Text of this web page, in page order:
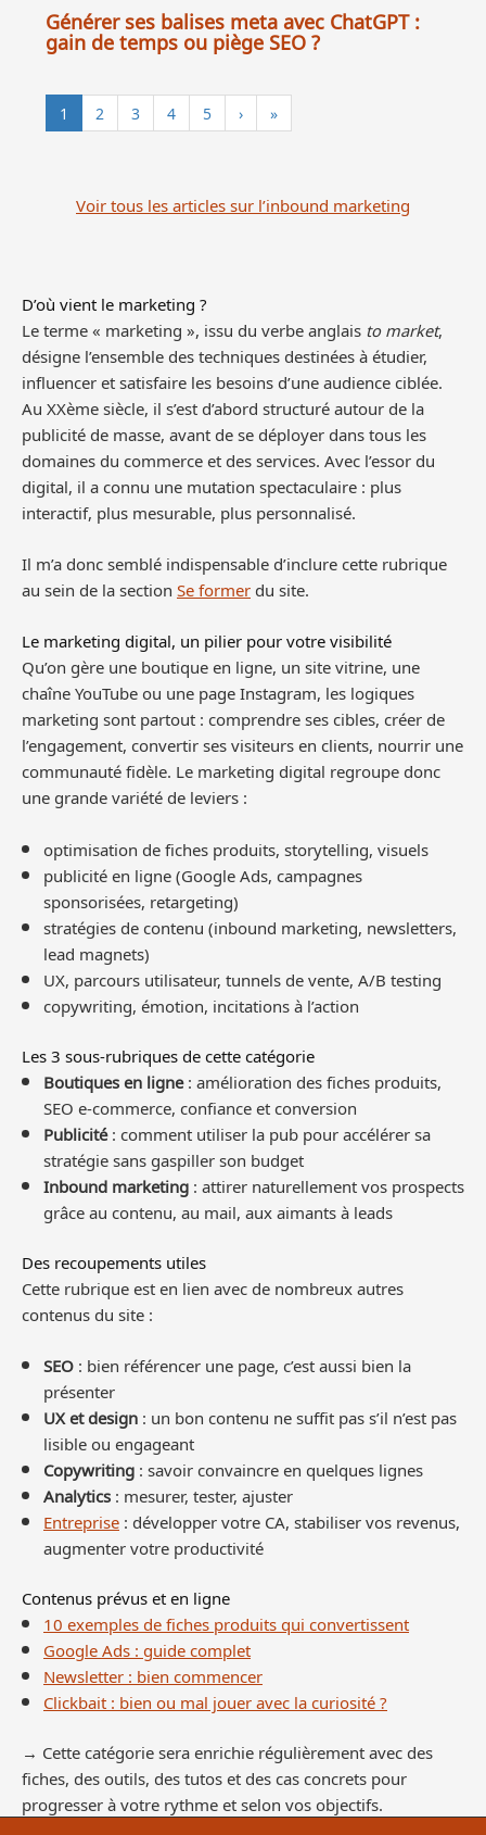
Générer ses balises meta avec ChatGPT :
gain de temps ou piège SEO ?
1 2 3 4 5 › »
Voir tous les articles sur l’inbound marketing
D’où vient le marketing ?
Le terme « marketing », issu du verbe anglaisto market,
désigne l’ensemble des techniques destinées à étudier,
influencer et satisfaire les besoins d’une audience ciblée.
Au XXème siècle, il s’est d’abord structuré autour de la
publicité de masse, avant de se déployer dans tous les
domaines du commerce et des services. Avec l’essor du
digital, il a connu une mutation spectaculaire : plus
interactif, plus mesurable, plus personnalisé.
Il m’a donc semblé indispensable d’inclure cette rubrique
au sein de la sectionSe formerdu site.
Le marketing digital, un pilier pour votre visibilité
Qu’on gère une boutique en ligne, un site vitrine, une
chaîne YouTube ou une page Instagram, les logiques
marketing sont partout : comprendre ses cibles, créer de
l’engagement, convertir ses visiteurs en clients, nourrir une
communauté fidèle. Le marketing digital regroupe donc
une grande variété de leviers :
optimisation de fiches produits, storytelling, visuels
publicité en ligne (Google Ads, campagnes
sponsorisées, retargeting)
stratégies de contenu (inbound marketing, newsletters,
lead magnets)
UX, parcours utilisateur, tunnels de vente, A/B testing
copywriting, émotion, incitations à l’action
Les 3 sous-rubriques de cette catégorie
Boutiques en ligne: amélioration des fiches produits,
SEO e-commerce, confiance et conversion
Publicité: comment utiliser la pub pour accélérer sa
stratégie sans gaspiller son budget
Inbound marketing: attirer naturellement vos prospects
grâce au contenu, au mail, aux aimants à leads
Des recoupements utiles
Cette rubrique est en lien avec de nombreux autres
contenus du site :
SEO: bien référencer une page, c’est aussi bien la
présenter
UX et design: un bon contenu ne suffit pas s’il n’est pas
lisible ou engageant
Copywriting: savoir convaincre en quelques lignes
Analytics: mesurer, tester, ajuster
Entreprise: développer votre CA, stabiliser vos revenus,
augmenter votre productivité
Contenus prévus et en ligne
10 exemples de fiches produits qui convertissent
Google Ads : guide complet
Newsletter : bien commencer
Clickbait : bien ou mal jouer avec la curiosité ?
→ Cette catégorie sera enrichie régulièrement avec des
fiches, des outils, des tutos et des cas concrets pour
progresser à votre rythme et selon vos objectifs.